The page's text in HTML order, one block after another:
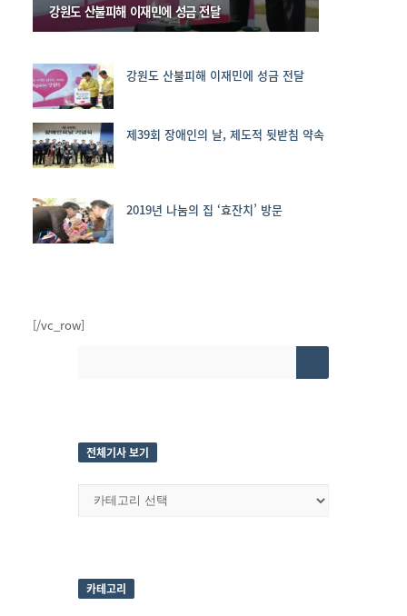
강원도 산불피해 이재민에 성금 전달
강원도 산불피해 이재민에 성금 전달
제39회 장애인의 날, 제도적 뒷받침 약속
2019년 나눔의 집 ‘효잔치’ 방문
[/vc_row]
Sidebar
전체기사 보기
전
기카테고리